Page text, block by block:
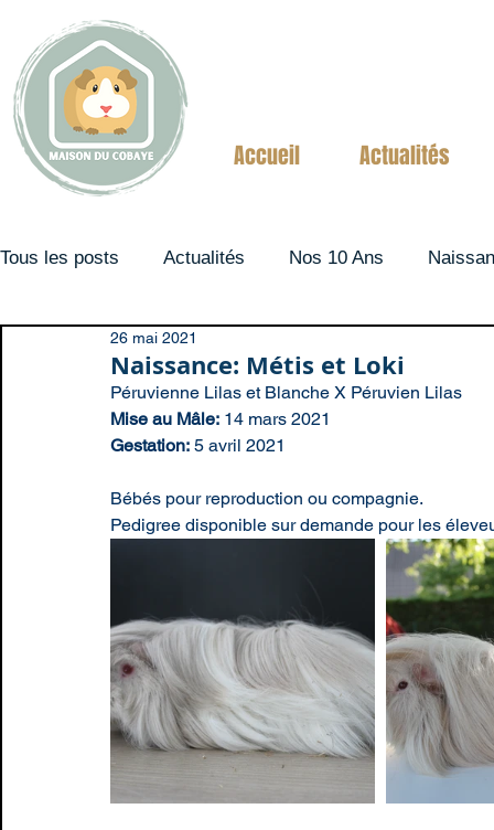
Accueil Actualités
Tous les posts Actualités Nos 10 Ans
Couples
Naissance: Métis et Loki
26 mai 2021
Péruvienne Lilas et Blanche X Péruvien Lilas
Mise au Mâle: 14 mars 2021
Gestation: 5 avril 2021
Bébés pour reproduction ou compagnie.
Pedigree disponible sur demande pour les